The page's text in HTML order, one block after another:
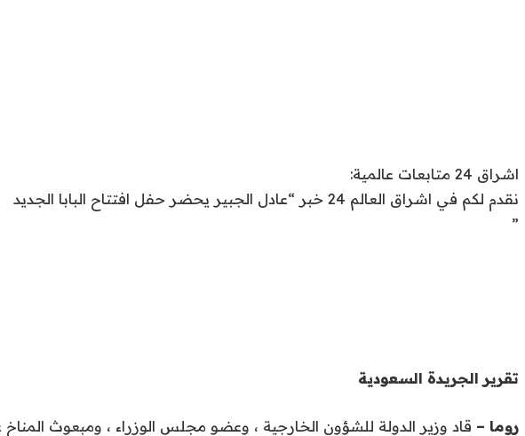
اشراق 24 متابعات عالمية:
نقدم لكم في اشراق العالم 24 خبر “عادل الجبير يحضر حفل افتتاح البابا الجديد
”
تقرير الجريدة السعودية
روما – قاد وزير الدولة للشؤون الخارجية ، وعضو مجلس الوزراء ، ومبعوث المناخ